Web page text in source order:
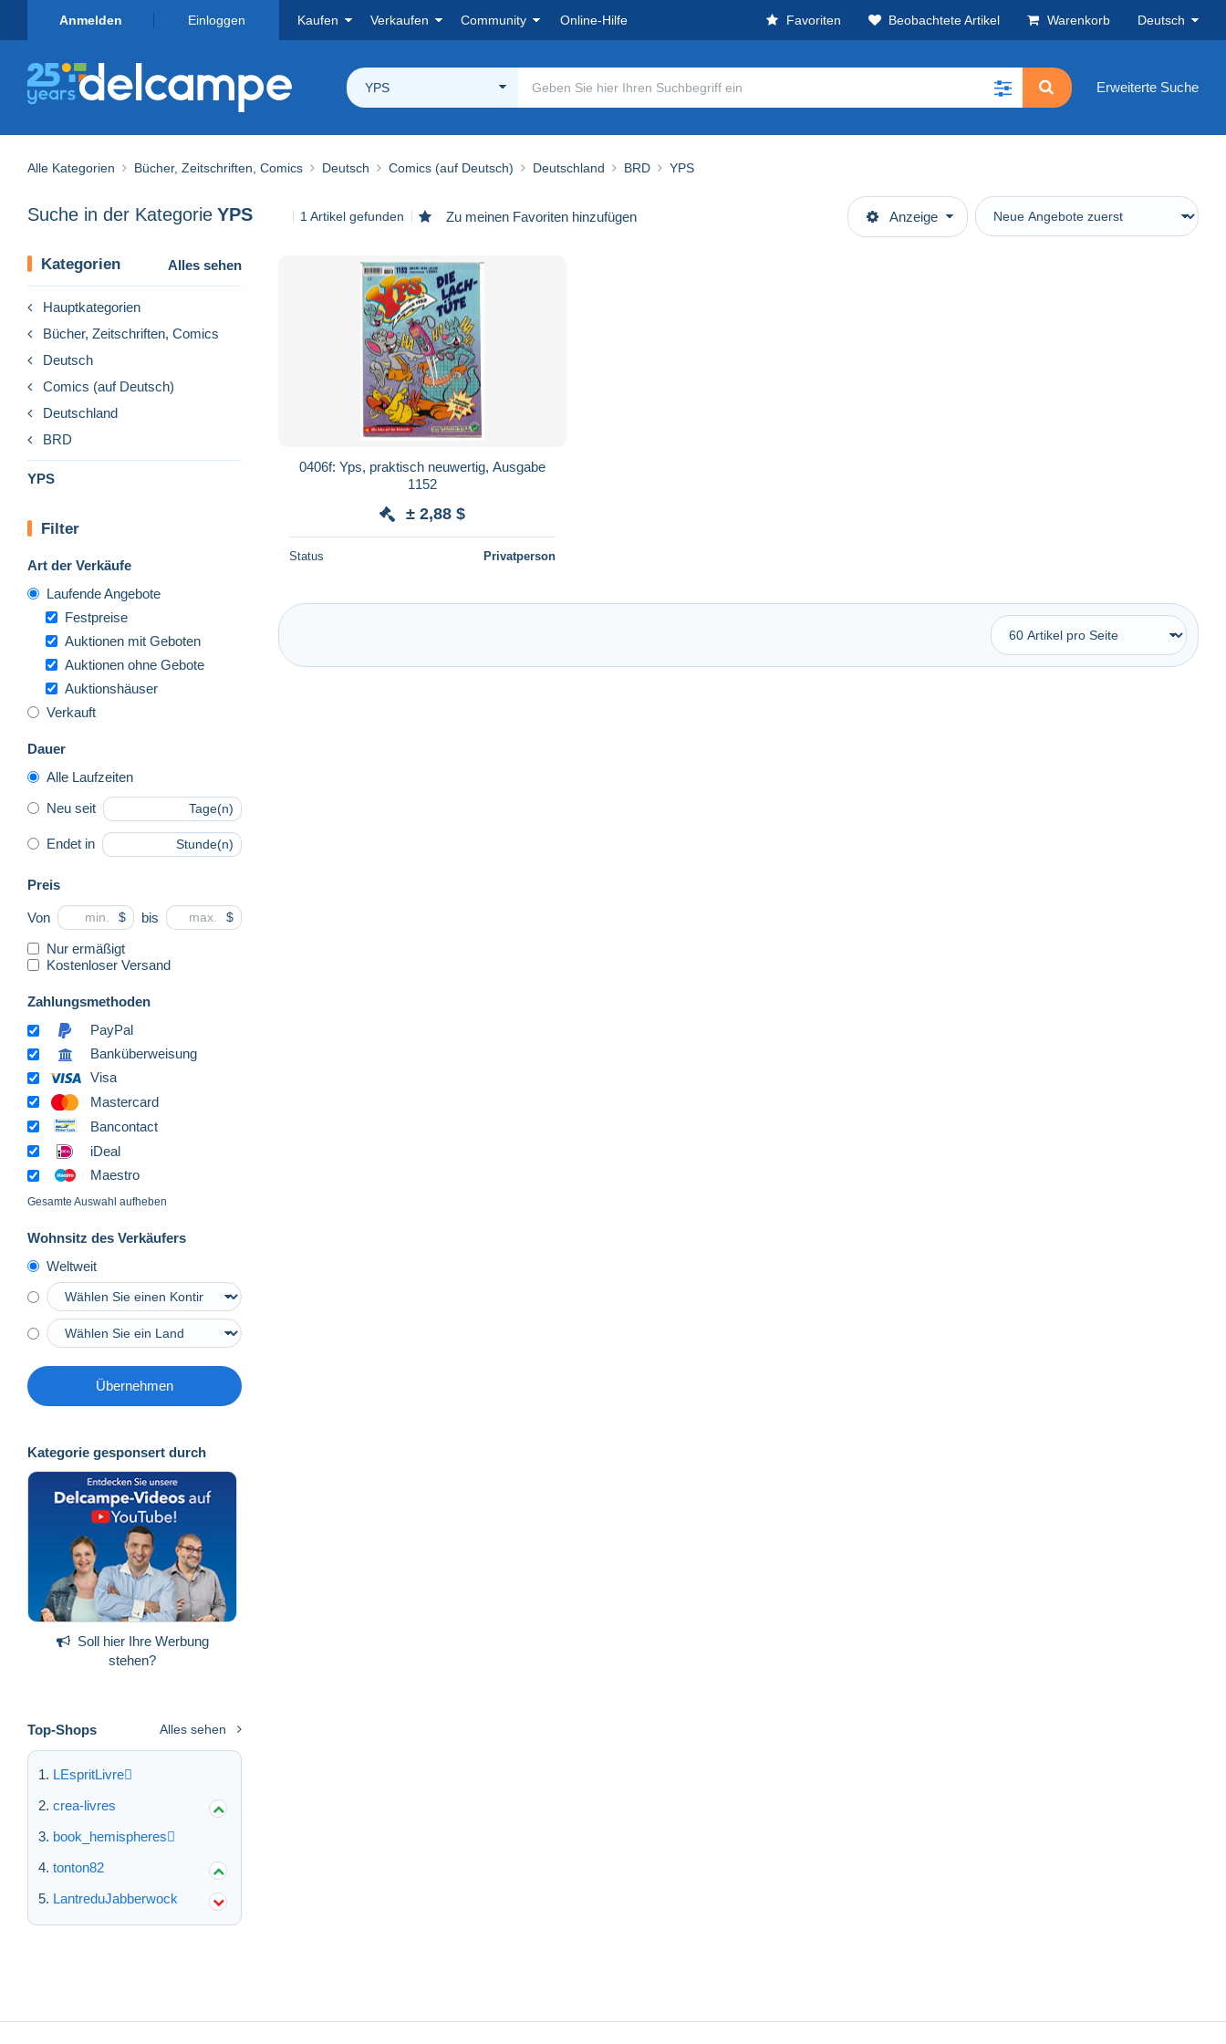
Anmelden Einloggen Kaufen Verkaufen Community Online-Hilfe Favoriten Beobachtete Artikel Warenkorb Deutsch
YPS Erweiterte Suche
Alle Kategorien Bücher, Zeitschriften, Comics Deutsch Comics (auf Deutsch) Deutschland BRD YPS
Suche in der Kategorie YPS 1 Artikel gefunden Zu meinen Favoriten hinzufügen Anzeige
Kategorien Alles sehen
Hauptkategorien
Bücher, Zeitschriften, Comics
Deutsch
Comics (auf Deutsch)
Deutschland
BRD
YPS
Filter
Art der Verkäufe
Laufende Angebote
Festpreise
Auktionen mit Geboten
Auktionen ohne Gebote
Auktionshäuser
Verkauft
Dauer
Alle Laufzeiten
Neu seit Tage(n)
Endet in Stunde(n)
Preis
Von $ bis $
Nur ermäßigt
Kostenloser Versand
Zahlungsmethoden
PayPal
Banküberweisung
Visa
Mastercard
Bancontact
iDeal
Maestro
Gesamte Auswahl aufheben
Wohnsitz des Verkäufers
Weltweit
Übernehmen
Kategorie gesponsert durch
Soll hier Ihre Werbung
stehen?
Top-Shops Alles sehen
LEspritLivre
crea-livres
book_hemispheres
tonton82
LantreduJabberwock
0406f: Yps, praktisch neuwertig, Ausgabe
1152
± 2,88 $
Status Privatperson